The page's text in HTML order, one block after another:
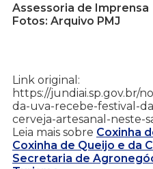
Assessoria de Imprensa
Fotos: Arquivo PMJ
Link original:
https://jundiai.sp.gov.br/
da-uva-recebe-festival-
cerveja-artesanal-neste-
Leia mais sobre Coxinha
Coxinha de Queijo e da
Secretaria de